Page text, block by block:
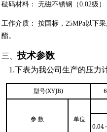
砝码材料： 无磁不锈钢（0.02级
工作介质： 按国标，25MPa以下
酯。
三、技术参数
1.下表为我公司生产的压力
型号(XYJB) 6
参 数 单位
0.04